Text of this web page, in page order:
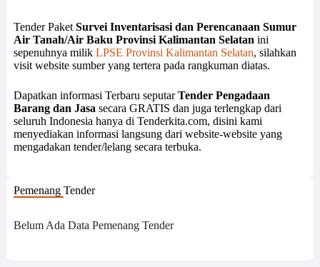
Tender Paket Survei Inventarisasi dan Perencanaan Sumur
Air Tanah/Air Baku Provinsi Kalimantan Selatan ini
sepenuhnya milik LPSE Provinsi Kalimantan Selatan, silahkan
visit website sumber yang tertera pada rangkuman diatas.
Dapatkan informasi Terbaru seputarTender Pengadaan
Barang dan Jasa secara GRATIS dan juga terlengkap dari
seluruh Indonesia hanya di Tenderkita.com, disini kami
menyediakan informasi langsung dari website-website yang
mengadakan tender/lelang secara terbuka.
Pemenang Tender
Belum Ada Data Pemenang Tender